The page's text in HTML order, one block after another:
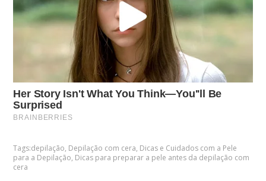
Tags:depilação, Depilação com cera, Dicas e Cuidados com a Pele
para a Depilação, Dicas para preparar a pele antes da depilação com
cera